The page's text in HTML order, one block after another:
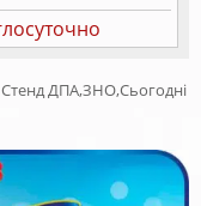
Стенд ДПА,ЗНО,Сьогодні